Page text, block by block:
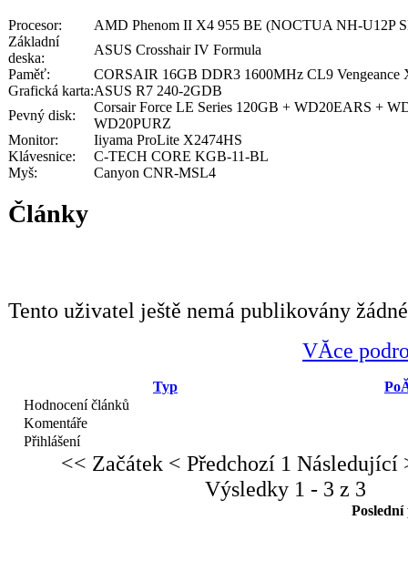
Procesor:
AMD Phenom II X4 955 BE (NOCTUA NH-U12P
Základní
deska:
ASUS Crosshair IV Formula
Paměť:
CORSAIR 16GB DDR3 1600MHz CL9 Vengeance
Grafická karta:ASUS R7 240-2GDB
Pevný disk:
Corsair Force LE Series 120GB + WD20EARS +
WD20PURZ
Monitor:
Iiyama ProLite X2474HS
Klávesnice:
C-TECH CORE KGB-11-BL
Myš:
Canyon CNR-MSL4
Články
Tento uživatel ještě nemá publikovány
VĂ­ce
Typ
Hodnocení článků
Komentáře
Přihlášení
<< Začátek < Předchozí 1 Následující
Výsledky 1 - 3 z 3